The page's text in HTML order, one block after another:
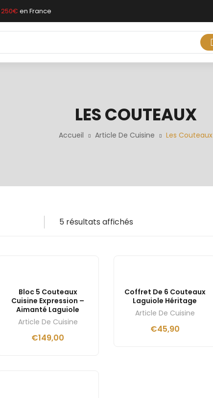
250€ en France
LES COUTEAUX
Accueil Article De Cuisine Les Couteaux
5 résultats affichés
Bloc 5 Couteaux
Cuisine Expression –
Aimanté Laguiole
Article De Cuisine
€149,00
Coffret De 6 Couteaux
Laguiole Héritage
Article De Cuisine
€45,90